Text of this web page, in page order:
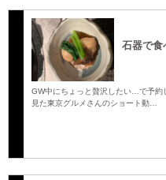
石器で食
GW中にちょっと贅沢したい…で予約
見た東京グルメさんのショート動…